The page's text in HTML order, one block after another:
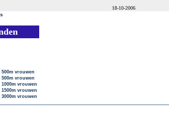
18-10-2006
500m vrouwen
500m vrouwen
1000m vrouwen
1500m vrouwen
3000m vrouwen